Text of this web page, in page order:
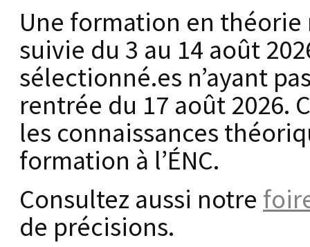
Une formation en
suivie du 3 au 14 août
sélectionné.es n’ayant
rentrée du 17 août 2026.
les connaissances
formation à l’ÉNC.
Consultez aussi notre
de précisions.